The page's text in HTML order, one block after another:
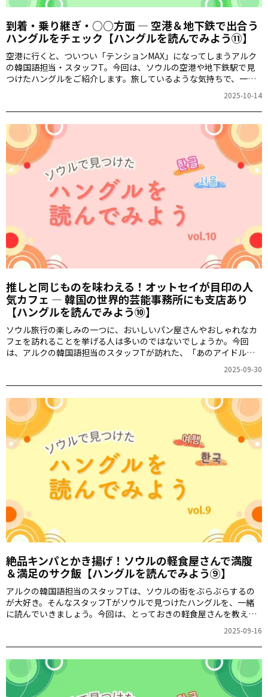
到着・乗り継ぎ・○○方面 ― 空港＆地下鉄で出合う
ハングルをチェック【ハングルを読んでみよう⑪】
空港に行くと、ついつい「テンションMAX」になってしまうアルク
の韓国語担当・スタッフT。今回は、ソウルの空港や地下鉄駅で見
つけたハングルをご紹介します。旅しているような気持ちで、一緒
2025-10-14
推しと同じものを味わえる！オットセイが目印の人
気カフェ ― 韓国の世界的芸能事務所にも支店あり
【ハングルを読んでみよう⑩】
ソウル旅行の楽しみの一つに、おいしいパン屋さんやおしゃれなカ
フェを訪れることを挙げる人は多いのではないでしょうか。今回
は、アルクの韓国語担当のスタッフTが訪れた、「あのアイドルた
ちと同じコーヒーを味わえるカフェ」で見つけたハングルをご紹介
2025-09-30
絶品キンパとかき揚げ！ソウルの軽食屋さんで満腹
＆満足のサク飯【ハングルを読んでみよう⑨】
アルクの韓国語担当のスタッフTは、ソウルの街をぶらぶらするの
が大好き。そんなスタッフTがソウルで見つけたハングルを、一緒
に読んでいきましょう。今回は、とっておきの軽食屋さんを教えま
2025-09-16